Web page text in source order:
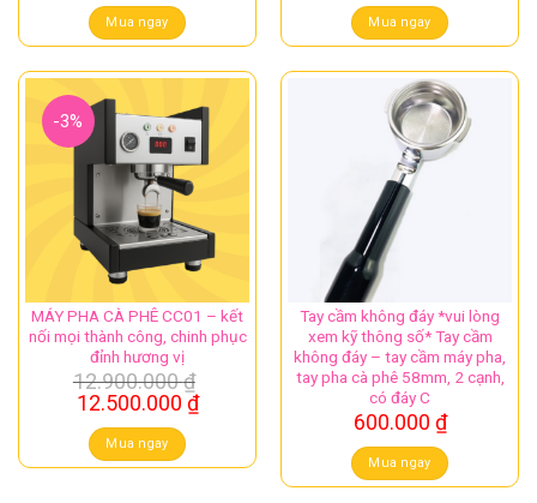
Mua ngay Mua ngay
-3%
MÁY PHA CÀ PHÊ CC01 – kết
nối mọi thành công, chinh phục
đỉnh hương vị
12.900.000₫
Giá
gốc
là:
12.900.000 ₫.
12.500.000 ₫Giá
là:
12.500.000 ₫.
Mua ngay
Tay cầm không đáy *vui lòng
xem kỹ thông số* Tay cầm
không đáy – tay cầm máy pha,
tay pha cà phê 58mm, 2 cạnh,
có đáy C
600.000 ₫
Mua ngay